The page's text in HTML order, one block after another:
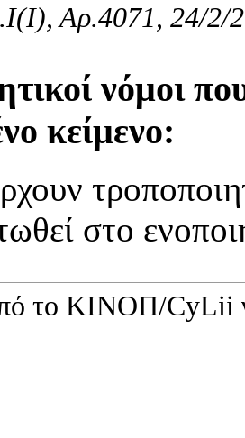
Αρ.4071, 24/2/
νόμοι
κείμενο:
στο
το ΚΙΝOΠ/CyLii